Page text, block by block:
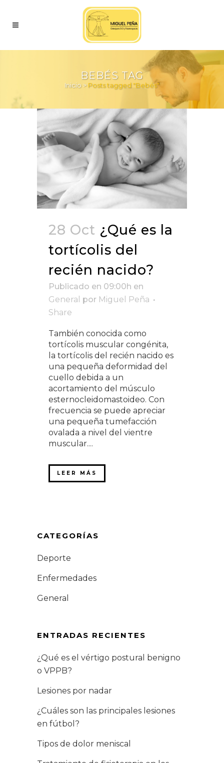
BEBÉS TAG
Inicio >Posts tagged "Bebés"
28 Oct ¿Qué es la
tortícolis del
recién nacido?
Publicado en 09:00h en
General por Miguel Peña
Share
También conocida como
tortícolis muscular congénita,
la tortícolis del recién nacido es
una pequeña deformidad del
cuello debida a un
acortamiento del músculo
esternocleidomastoideo. Con
frecuencia se puede apreciar
una pequeña tumefacción
ovalada a nivel del vientre
muscular....
LEER MÁS
CATEGORÍAS
Deporte
Enfermedades
General
ENTRADAS RECIENTES
¿Qué es el vértigo postural benigno
o VPPB?
Lesiones por nadar
¿Cuáles son las principales lesiones
en fútbol?
Tipos de dolor meniscal